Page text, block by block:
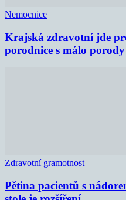
Nemocnice
Krajská zdravotní jde
porodnice s málo porody
Zdravotní gramotnost
Pětina pacientů s